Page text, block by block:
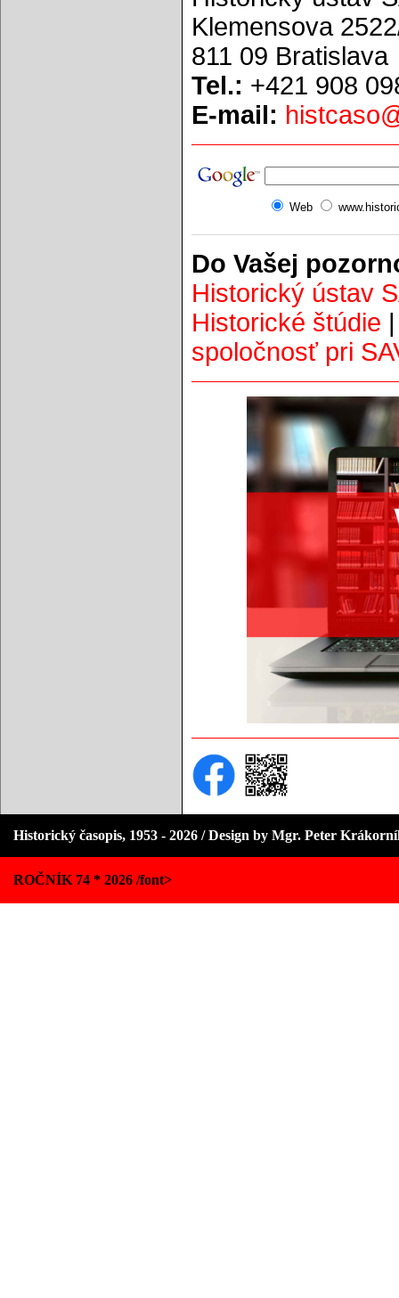
Klemensova
811 09 Bratislava
Tel.: +421 908
E-mail:
Web
Do Vašej
Historický ústav
Historické štúdie
spoločnosť pri
Historický časopis, 1953 - 2026 / Design by Mgr. Peter
ROČNÍK 74 * 2026 /font>